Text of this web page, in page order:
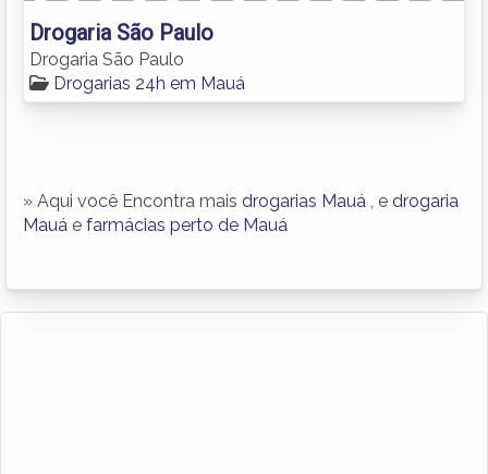
Drogaria São Paulo
Drogaria São Paulo
Drogarias 24h em Mauá
» Aqui você Encontra mais drogarias Mauá , e drogaria
Mauá e farmácias perto de Mauá